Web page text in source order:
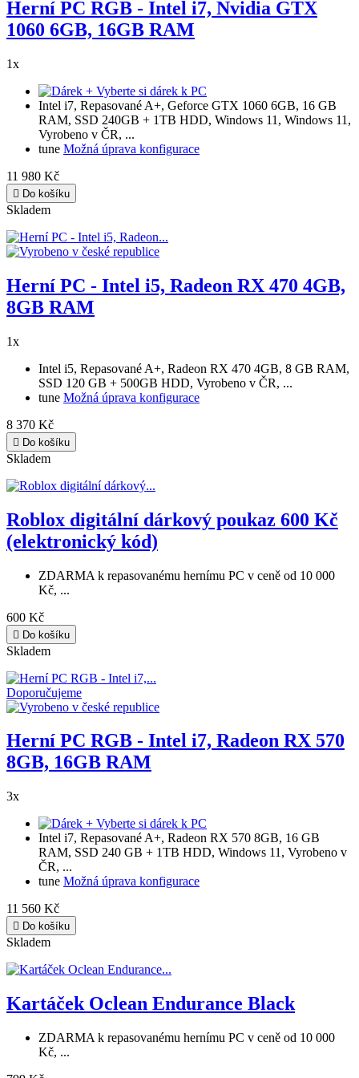
Herní PC RGB - Intel i7, Nvidia GTX
1060 6GB, 16GB RAM
1x
+ Vyberte si dárek k PC
Intel i7, Repasované A+, Geforce GTX 1060 6GB, 16 GB
RAM, SSD 240GB + 1TB HDD, Windows 11, Windows 11,
Vyrobeno v ČR, ...
tune Možná úprava konfigurace
11 980 Kč
 Do košíku
Skladem
Herní PC - Intel i5, Radeon RX 470 4GB,
8GB RAM
1x
Intel i5, Repasované A+, Radeon RX 470 4GB, 8 GB RAM,
SSD 120 GB + 500GB HDD, Vyrobeno v ČR, ...
tune Možná úprava konfigurace
8 370 Kč
 Do košíku
Skladem
Roblox digitální dárkový poukaz 600 Kč
(elektronický kód)
ZDARMA k repasovanému hernímu PC v ceně od 10 000
Kč, ...
600 Kč
 Do košíku
Skladem
Doporučujeme
Herní PC RGB - Intel i7, Radeon RX 570
8GB, 16GB RAM
3x
+ Vyberte si dárek k PC
Intel i7, Repasované A+, Radeon RX 570 8GB, 16 GB
RAM, SSD 240 GB + 1TB HDD, Windows 11, Vyrobeno v
ČR, ...
tune Možná úprava konfigurace
11 560 Kč
 Do košíku
Skladem
Kartáček Oclean Endurance Black
ZDARMA k repasovanému hernímu PC v ceně od 10 000
Kč, ...